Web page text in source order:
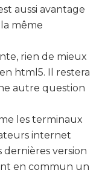
aussi avantage
même
rien de mieux
html5. Il restera
autre question
les terminaux
internet
dernières version
en commun un